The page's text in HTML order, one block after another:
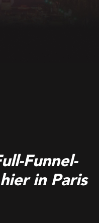
Funnel-
in Paris